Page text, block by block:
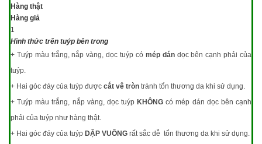
Hàng thật
Hàng giả
1
Hình thức trên tuýp bên trong
+ Tuýp màu trắng, nắp vàng, dọc tuýp có mép dándọc bên cạnh phải của
tuýp.
+ Hai góc đáy của tuýp được cắt vê tròn tránh tổn thương da khi sử dụng.
+ Tuýp màu trắng, nắp vàng, dọc tuýp KHÔNG có mép dán dọc bên cạnh
phải của tuýp như hàng thật.
+ Hai góc đáy của tuýp DẬP VUÔNG rất sắc dễ tổn thương da khi sử dụng.